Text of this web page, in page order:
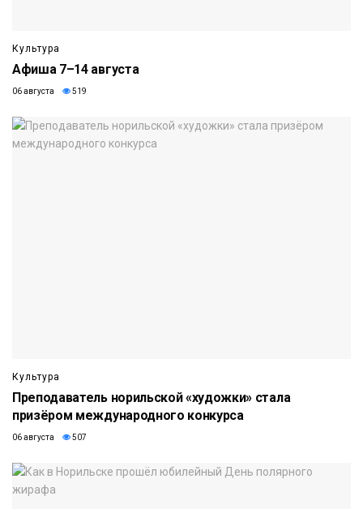
Культура
Афиша 7–14 августа
06 августа 519
Культура
Преподаватель норильской «художки» стала
призёром международного конкурса
06 августа 507